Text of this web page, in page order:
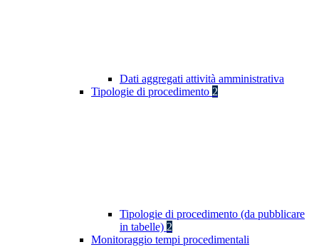
Dati aggregati attività amministrativa
Tipologie di procedimento 2
Tipologie di procedimento (da pubblicare
in tabelle) 2
Monitoraggio tempi procedimentali